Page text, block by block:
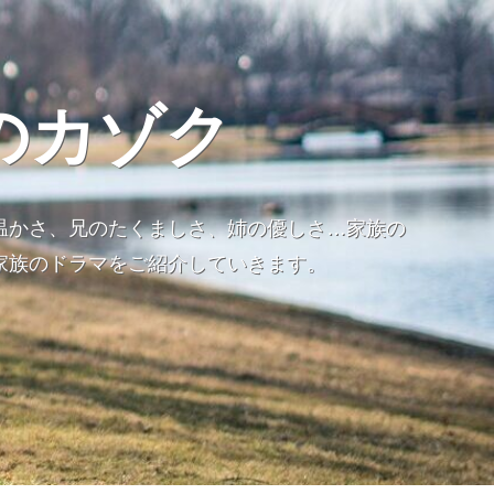
カゾク
かさ、兄のたくましさ、姉の優しさ…家族の
のドラマをご紹介していきます。